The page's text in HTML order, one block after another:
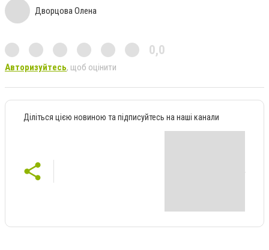
Дворцова Олена
0,0
Авторизуйтесь, щоб оцінити
Діліться цією новиною та підписуйтесь на наші канали